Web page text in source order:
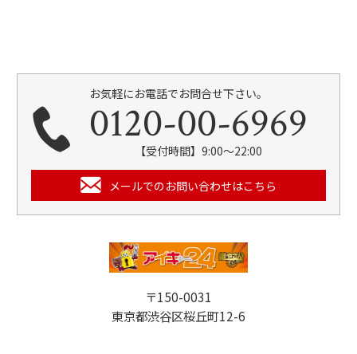
お気軽にお電話でお問合せ下さい。
0120-00-6969
【受付時間】9:00～22:00
メールでのお問い合わせはこちら
〒150-0031
東京都渋谷区桜丘町12-6